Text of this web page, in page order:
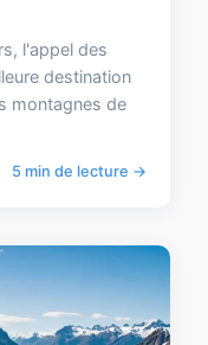
l'appel des
destination
montagnes de
5 min de lecture →